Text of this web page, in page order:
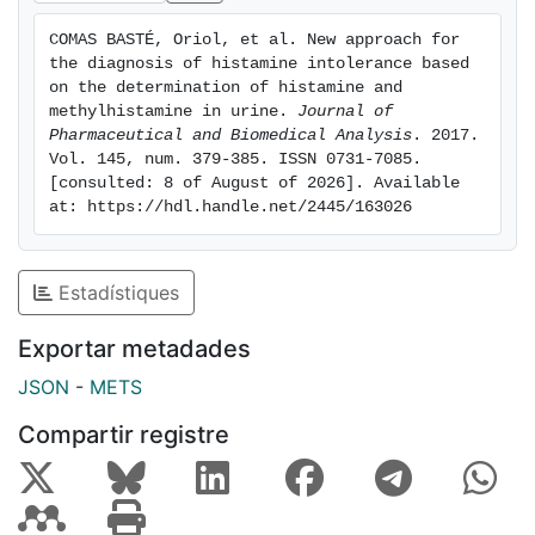
clear advantages in terms of equipment and personnel
demand for sample collection in comparison with
current plasmatic DAO activity determination.
COMAS BASTÉ, Oriol, et al. New approach for
the diagnosis of histamine intolerance based
on the determination of histamine and
methylhistamine in urine. Journal of
Pharmaceutical and Biomedical Analysis . 2017.
Vol. 145, num. 379-385. ISSN 0731-7085.
[consulted: 8 of August of 2026]. Available
at: https://hdl.handle.net/2445/163026
Estadístiques
Exportar metadades
JSON - METS
Compartir registre